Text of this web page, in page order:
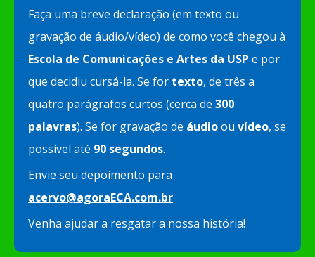
Faça uma breve declaração (em texto ou
gravação de áudio/vídeo) de como você chegou à
Escola de Comunicações e Artes da USP e por
que decidiu cursá-la. Se for texto, de três a
quatro parágrafos curtos (cerca de 300
palavras). Se for gravação de áudioou vídeo, se
possível até 90 segundos.
Envie seu depoimento para
acervo@agoraECA.com.br
Venha ajudar a resgatar a nossa história!